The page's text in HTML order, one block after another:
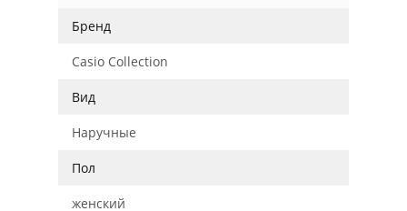
Бренд
Casio Collection
Вид
Наручные
Пол
женский